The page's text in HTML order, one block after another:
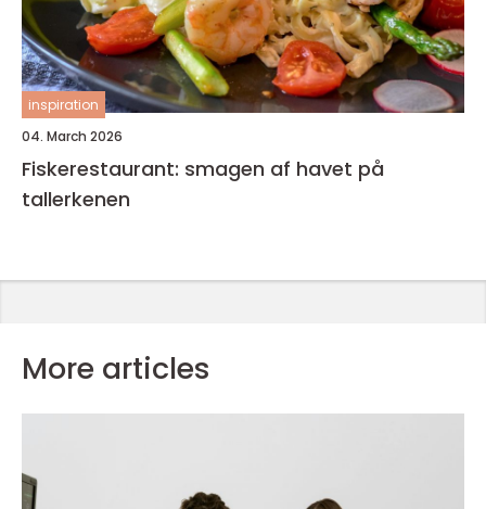
inspiration
04. March 2026
Fiskerestaurant: smagen af havet på
tallerkenen
More articles